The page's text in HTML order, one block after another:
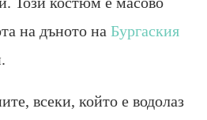
на дъното на Бургаския
всеки, който е водолаз